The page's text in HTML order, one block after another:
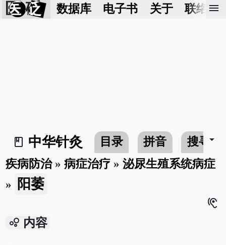
医 砭 数据库 电子书 关于 联络我
menu
book_2
中华针灸 目录 拼音 搜寻arrow_drop_down
疾病防治»病症治疗 »泌尿生殖系统病症
»
阳萎
hearing
bubble_chart 内容